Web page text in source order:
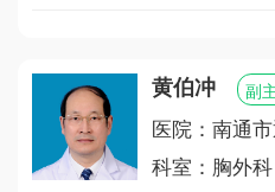
黄伯冲 副
医院：南通
科室：胸外科